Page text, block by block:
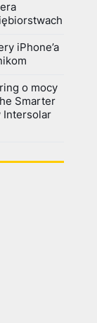
iPhone’a
o mocy
Smarter
Intersolar